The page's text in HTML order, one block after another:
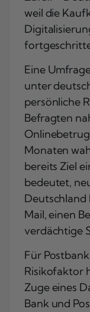
weil die
Eine
unter
persönliche
Befragten
Monaten
bereits Ziel
bedeutet,
Deutschland
Mail, einen
verdächtige
Für
Risikofaktor
Zuge eines
Bank und